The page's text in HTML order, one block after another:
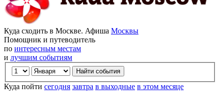
Куда сходить в Москве. Афиша Москвы
Помощник и путеводитель
по интересным местам
и лучшим событиям
Куда пойти сегодня завтра в выходные в этом месяце